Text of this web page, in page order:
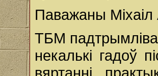
Паважаны Міхаіл
ТБМ
некалькі гадоў